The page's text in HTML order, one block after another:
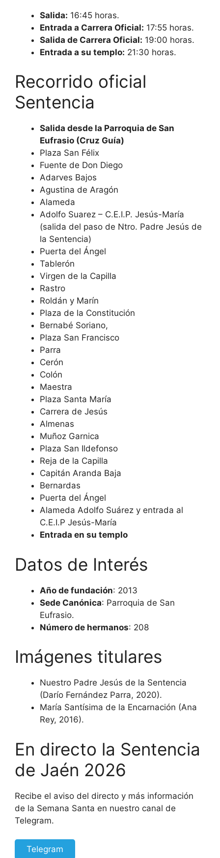
Salida: 16:45 horas.
Entrada a Carrera Oficial: 17:55 horas.
Salida de Carrera Oficial: 19:00 horas.
Entrada a su templo: 21:30 horas.
Recorrido oficial
Sentencia
Salida desde la Parroquia de San
Eufrasio (Cruz Guía)
Plaza San Félix
Fuente de Don Diego
Adarves Bajos
Agustina de Aragón
Alameda
Adolfo Suarez – C.E.I.P. Jesús-María
(salida del paso de Ntro. Padre Jesús de
la Sentencia)
Puerta del Ángel
Tablerón
Virgen de la Capilla
Rastro
Roldán y Marín
Plaza de la Constitución
Bernabé Soriano,
Plaza San Francisco
Parra
Cerón
Colón
Maestra
Plaza Santa María
Carrera de Jesús
Almenas
Muñoz Garnica
Plaza San Ildefonso
Reja de la Capilla
Capitán Aranda Baja
Bernardas
Puerta del Ángel
Alameda Adolfo Suárez y entrada al
C.E.I.P Jesús-María
Entrada en su templo
Datos de Interés
Año de fundación: 2013
Sede Canónica: Parroquia de San
Eufrasio.
Número de hermanos: 208
Imágenes titulares
Nuestro Padre Jesús de la Sentencia
(Darío Fernández Parra, 2020).
María Santísima de la Encarnación (Ana
Rey, 2016).
En directo la Sentencia
de Jaén 2026
Recibe el aviso del directo y más información
de la Semana Santa en nuestro canal de
Telegram.
Telegram